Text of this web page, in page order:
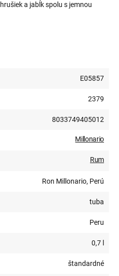
E05857
2379
8033749405012
Millonario
Rum
Ron Millonario, Perú
tuba
Peru
0,7 l
štandardné
a jabĺk spolu s jemnou